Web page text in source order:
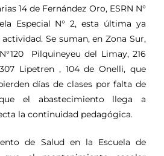
14 de Fernández Oro, ESRN N°
Especial N° 2, esta última ya
Se suman, en Zona Sur,
Pilquineyeu del Limay, 216
Lipetren , 104 de Onelli, que
días de clases por falta de
el abastecimiento llega a
la continuidad pedagógica.
de Salud en la Escuela de